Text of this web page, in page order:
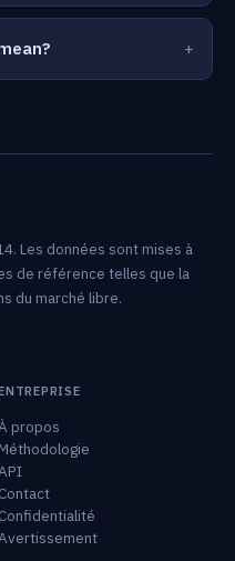
Les données sont mises à
de référence telles que la
du marché libre.
propos
Méthodologie
Contact
Confidentialité